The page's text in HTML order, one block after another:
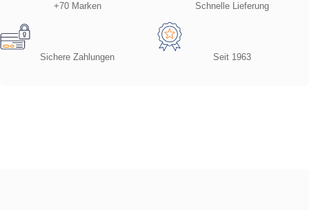
+70 Marken Schnelle Lieferung
Sichere Zahlungen Seit 1963